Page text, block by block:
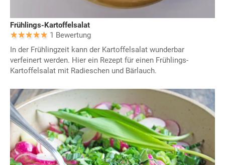
Frühlings-Kartoffelsalat
1 Bewertung
In der Frühlingzeit kann der Kartoffelsalat wunderbar
verfeinert werden. Hier ein Rezept für einen Frühlings-
Kartoffelsalat mit Radieschen und Bärlauch.